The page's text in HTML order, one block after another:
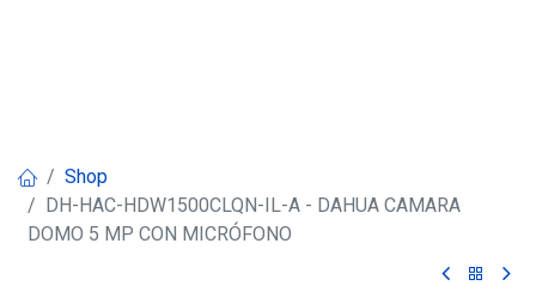
Shop
DH-HAC-HDW1500CLQN-IL-A - DAHUA CAMARA
DOMO 5 MP CON MICRÓFONO